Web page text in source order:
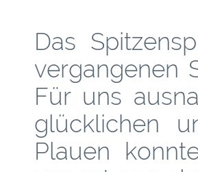
Das
vergangenen
Für uns
glücklichen
Plauen